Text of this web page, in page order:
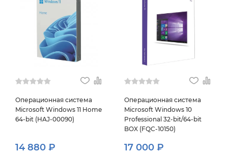
Операционная система
Microsoft Windows 11 Home
64-bit (HAJ-00090)
14 880 ₽
Операционная система
Microsoft Windows 10
Professional 32-bit/64-bit
BOX (FQC-10150)
17 000 ₽